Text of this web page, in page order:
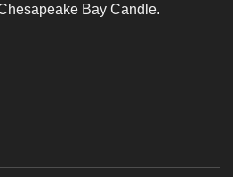
Bay Candle.